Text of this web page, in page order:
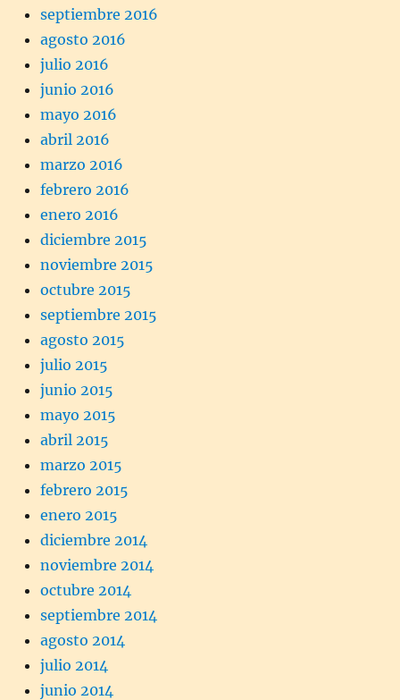
septiembre 2016
agosto 2016
julio 2016
junio 2016
mayo 2016
abril 2016
marzo 2016
febrero 2016
enero 2016
diciembre 2015
noviembre 2015
octubre 2015
septiembre 2015
agosto 2015
julio 2015
junio 2015
mayo 2015
abril 2015
marzo 2015
febrero 2015
enero 2015
diciembre 2014
noviembre 2014
octubre 2014
septiembre 2014
agosto 2014
julio 2014
junio 2014